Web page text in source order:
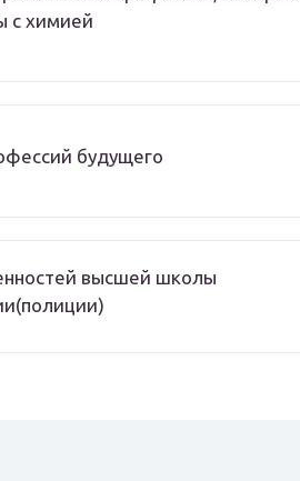
с химией
будущего
высшей школы